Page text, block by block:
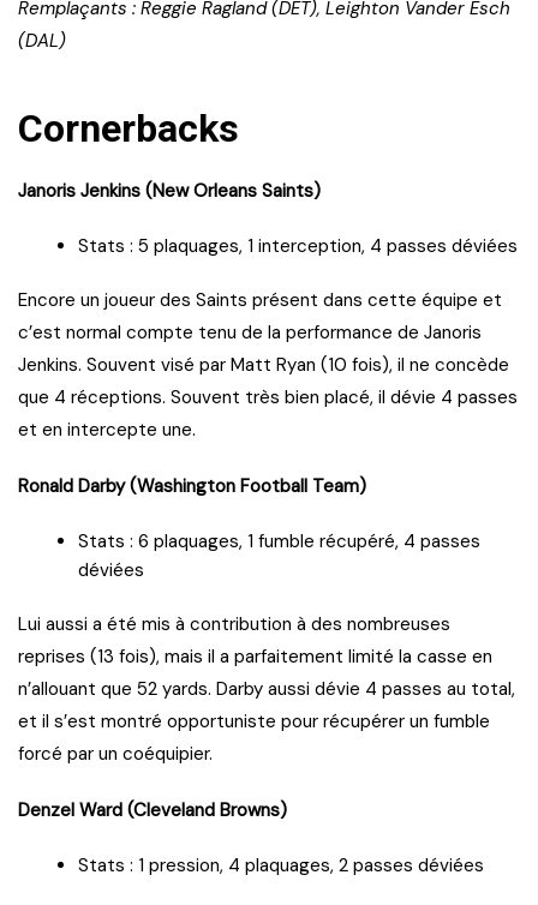
Remplaçants : Reggie Ragland (DET), Leighton Vander Esch
(DAL)
Cornerbacks
Janoris Jenkins (New Orleans Saints)
Stats : 5 plaquages, 1 interception, 4 passes déviées
Encore un joueur des Saints présent dans cette équipe et
c’est normal compte tenu de la performance de Janoris
Jenkins. Souvent visé par Matt Ryan (10 fois), il ne concède
que 4 réceptions. Souvent très bien placé, il dévie 4 passes
et en intercepte une.
Ronald Darby (Washington Football Team)
Stats : 6 plaquages, 1 fumble récupéré, 4 passes
déviées
Lui aussi a été mis à contribution à des nombreuses
reprises (13 fois), mais il a parfaitement limité la casse en
n’allouant que 52 yards. Darby aussi dévie 4 passes au total,
et il s’est montré opportuniste pour récupérer un fumble
forcé par un coéquipier.
Denzel Ward (Cleveland Browns)
Stats : 1 pression, 4 plaquages, 2 passes déviées